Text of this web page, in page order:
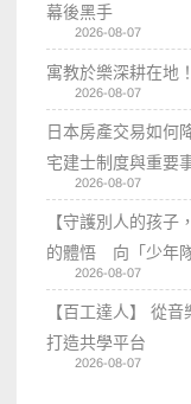
幕後黑手
2026-08-07
寓教於樂深耕在地
2026-08-07
日本房產交易如何
宅建士制度與重要
2026-08-07
【守護別人的孩
的體悟 向「少年
2026-08-07
【百工達人】 從
打造共學平台
2026-08-07